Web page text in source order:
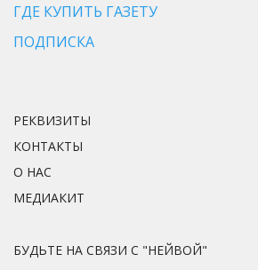
ГДЕ КУПИТЬ ГАЗЕТУ
ПОДПИСКА
РЕКВИЗИТЫ
КОНТАКТЫ
О НАС
МЕДИАКИТ
БУДЬТЕ НА СВЯЗИ С "НЕЙВОЙ"